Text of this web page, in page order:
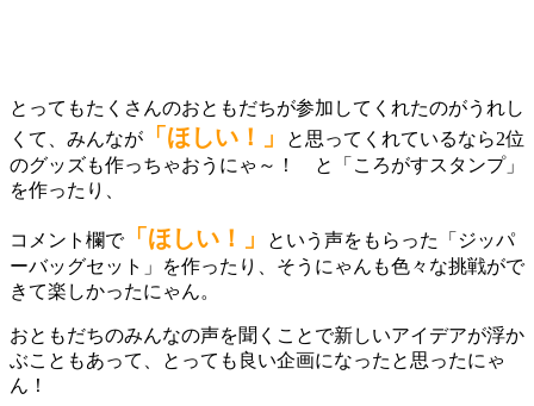
とってもたくさんのおともだちが参加してくれたのがうれし
くて、みんなが
「ほしい！」
と思ってくれているなら2位
のグッズも作っちゃおうにゃ～！ と「ころがすスタンプ」
を作ったり、
コメント欄で「ほしい！」
という声をもらった「ジッパ
ーバッグセット」を作ったり、そうにゃんも色々な挑戦がで
きて楽しかったにゃん。
おともだちのみんなの声を聞くことで新しいアイデアが浮か
ぶこともあって、とっても良い企画になったと思ったにゃ
ん！